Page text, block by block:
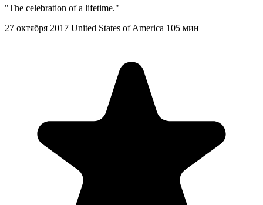
"The celebration of a lifetime."
27 октября 2017 United States of America 105 мин